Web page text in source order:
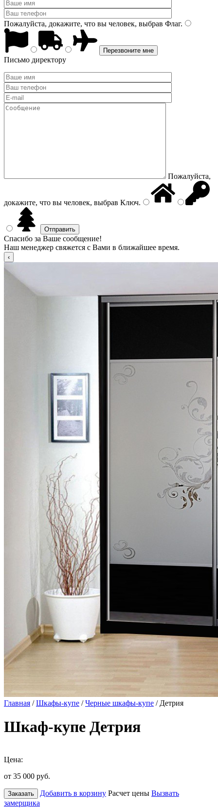
Пожалуйста, докажите, что вы человек, выбрав Флаг.
Письмо директору
Пожалуйста,
докажите, что вы человек, выбрав Ключ.
Спасибо за Ваше сообщение!
Наш менеджер свяжется с Вами в ближайшее время.
Главная /Шкафы-купе /Черные шкафы-купе / Детрия
Шкаф-купе Детрия
Цена:
от 35 000 руб.
Заказать Добавить в корзину Расчет цены Вызвать
замерщика